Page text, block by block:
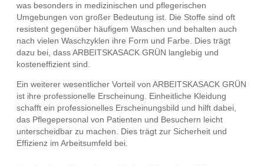
was besonders in medizinischen und pflegerischen
Umgebungen von großer Bedeutung ist. Die Stoffe sind oft
resistent gegenüber häufigem Waschen und behalten auch
nach vielen Waschzyklen ihre Form und Farbe. Dies trägt
dazu bei, dass ARBEITSKASACK GRÜN langlebig und
kosteneffizient sind.
Ein weiterer wesentlicher Vorteil von ARBEITSKASACK GRÜN
ist ihre professionelle Erscheinung. Einheitliche Kleidung
schafft ein professionelles Erscheinungsbild und hilft dabei,
das Pflegepersonal von Patienten und Besuchern leicht
unterscheidbar zu machen. Dies trägt zur Sicherheit und
Effizienz im Arbeitsumfeld bei.